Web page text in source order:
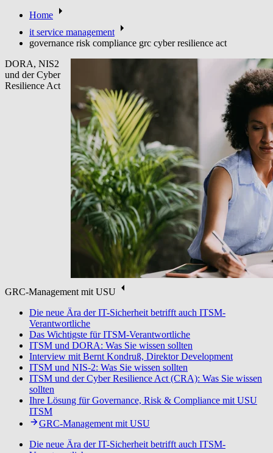
Home
it service management
governance risk compliance grc cyber resilience act
DORA, NIS2
und der Cyber
Resilience Act
GRC-Management mit USU
Die neue Ära der IT-Sicherheit betrifft auch ITSM-
Verantwortliche
Das Wichtigste für ITSM-Verantwortliche
ITSM und DORA: Was Sie wissen sollten
Interview mit Bernt Kondruß, Direktor Development
ITSM und NIS-2: Was Sie wissen sollten
ITSM und der Cyber Resilience Act (CRA): Was Sie wissen
sollten
Ihre Lösung für Governance, Risk & Compliance mit USU
ITSM
GRC-Management mit USU
Die neue Ära der IT-Sicherheit betrifft auch ITSM-